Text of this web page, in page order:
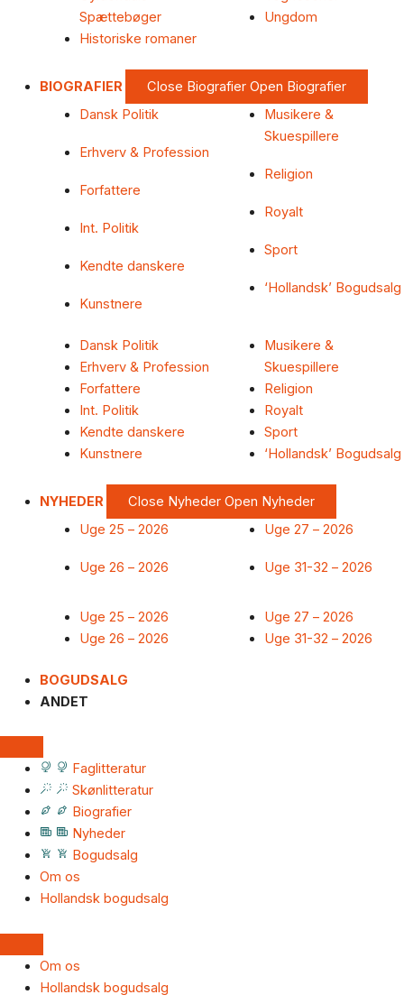
Spættebøger
Historiske romaner
Ungdom
BIOGRAFIER Close Biografier Open Biografier
Dansk Politik
Erhverv & Profession
Forfattere
Int. Politik
Kendte danskere
Kunstnere
Musikere &
Skuespillere
Religion
Royalt
Sport
‘Hollandsk’ Bogudsalg
Dansk Politik
Erhverv & Profession
Forfattere
Int. Politik
Kendte danskere
Kunstnere
Musikere &
Skuespillere
Religion
Royalt
Sport
‘Hollandsk’ Bogudsalg
NYHEDER Close Nyheder Open Nyheder
Uge 25 – 2026
Uge 26 – 2026
Uge 27 – 2026
Uge 31-32 – 2026
Uge 25 – 2026
Uge 26 – 2026
Uge 27 – 2026
Uge 31-32 – 2026
BOGUDSALG
ANDET
Faglitteratur
Skønlitteratur
Biografier
Nyheder
Bogudsalg
Om os
Hollandsk bogudsalg
Om os
Hollandsk bogudsalg